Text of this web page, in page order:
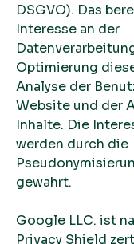
DSGVO). Das
Interesse an der
Optimierung
Analyse der
Website und der
Inhalte. Die
werden durch die
gewahrt.
Google LLC. ist
Privacy Shield